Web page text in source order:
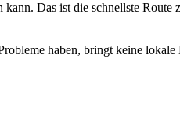
Das ist die schnellste Route
haben, bringt keine lokale